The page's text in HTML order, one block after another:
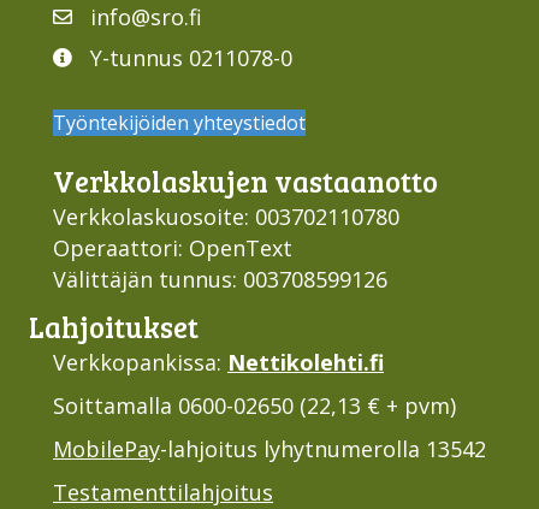
info@sro.fi
Y-tunnus 0211078-0
Työntekijöiden yhteystiedot
Verkko­laskujen vastaan­otto
Verkkolaskuosoite: 003702110780
Operaattori: OpenText
Välittäjän tunnus: 003708599126
Lahjoi­tukset
Verkkopankissa: Nettikolehti.fi
Soittamalla 0600-02650 (22,13 € + pvm)
MobilePay-lahjoitus lyhytnumerolla 13542
Testamenttilahjoitus